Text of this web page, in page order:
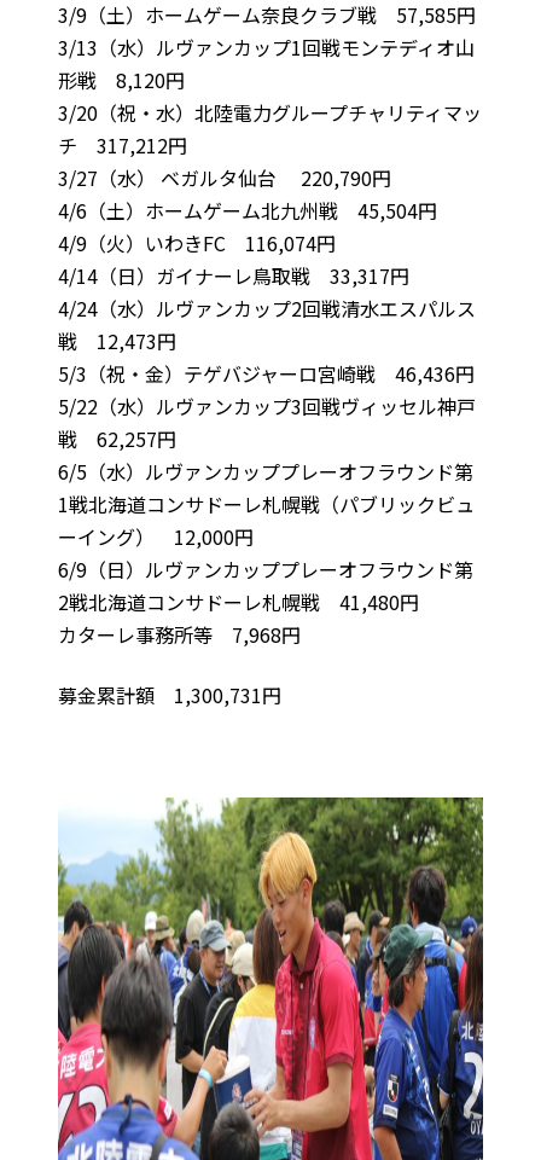
3/9（土）ホームゲーム奈良クラブ戦 57,585円
3/13（水）ルヴァンカップ1回戦モンテディオ山
形戦 8,120円
3/20（祝・水）北陸電力グループチャリティマッ
チ 317,212円
3/27（水） ベガルタ仙台 220,790円
4/6（土）ホームゲーム北九州戦 45,504円
4/9（火）いわきFC 116,074円
4/14（日）ガイナーレ鳥取戦 33,317円
4/24（水）ルヴァンカップ2回戦清水エスパルス
戦 12,473円
5/3（祝・金）テゲバジャーロ宮崎戦 46,436円
5/22（水）ルヴァンカップ3回戦ヴィッセル神戸
戦 62,257円
6/5（水）ルヴァンカッププレーオフラウンド第
1戦北海道コンサドーレ札幌戦（パブリックビュ
ーイング） 12,000円
6/9（日）ルヴァンカッププレーオフラウンド第
2戦北海道コンサドーレ札幌戦 41,480円
カターレ事務所等 7,968円
募金累計額 1,300,731円